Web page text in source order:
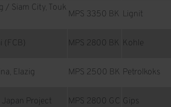
/ Siam City, Touk
MPS 3350 BK Lignit
(FCB) MPS 2800 BK Kohle
Elazig MPS 2500 BK Petrolkoks
Project MPS 2800 GC Gips